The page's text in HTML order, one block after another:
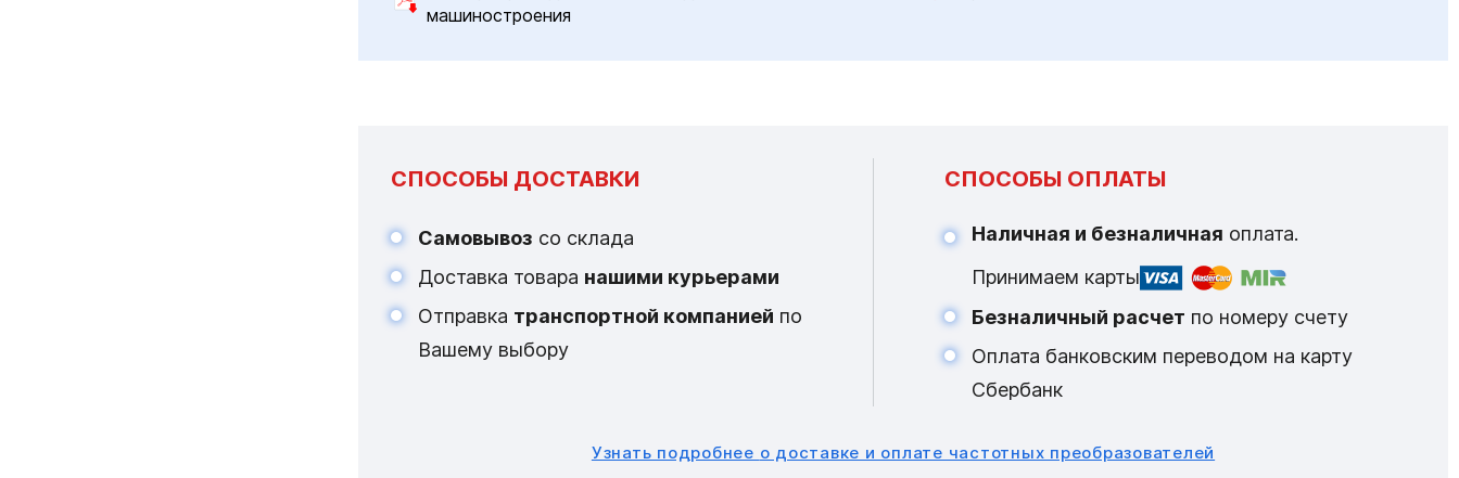
машиностроения
СПОСОБЫ ДОСТАВКИ
Самовывоз со склада
Доставка товара нашими курьерами
Отправка транспортной компанией по
Вашему выбору
СПОСОБЫ ОПЛАТЫ
Наличная и безналичная оплата.
Принимаем карты
Безналичный расчет по номеру счету
Оплата банковским переводом на карту
Сбербанк
Узнать подробнее о доставке и оплате частотных преобразователей